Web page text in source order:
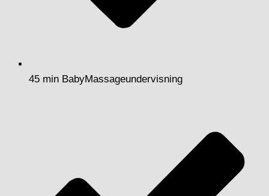
45 min BabyMassageundervisning